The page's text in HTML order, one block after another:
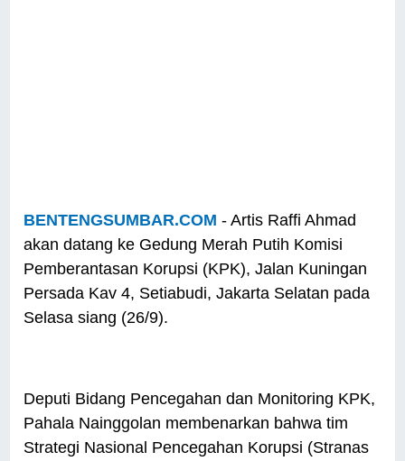
BENTENGSUMBAR.COM - Artis Raffi Ahmad
akan datang ke Gedung Merah Putih Komisi
Pemberantasan Korupsi (KPK), Jalan Kuningan
Persada Kav 4, Setiabudi, Jakarta Selatan pada
Selasa siang (26/9).
Deputi Bidang Pencegahan dan Monitoring KPK,
Pahala Nainggolan membenarkan bahwa tim
Strategi Nasional Pencegahan Korupsi (Stranas